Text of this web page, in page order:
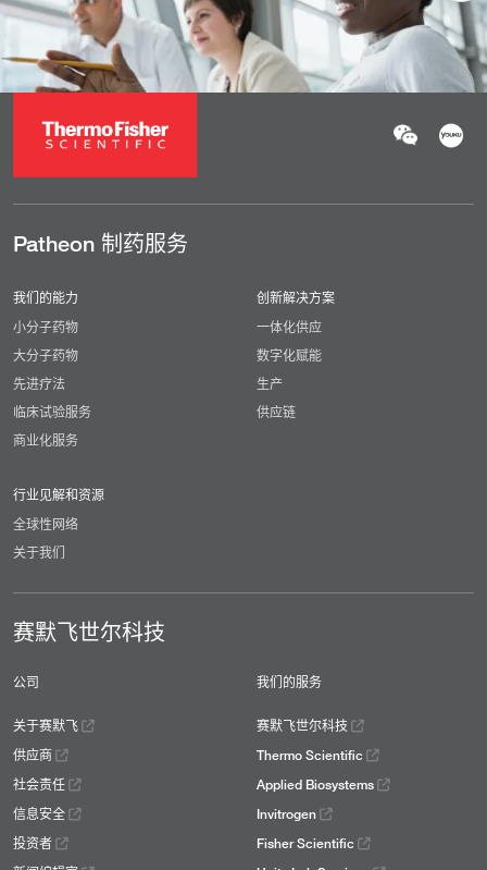
Patheon 制药服务
我们的能力
小分子药物
大分子药物
先进疗法
临床试验服务
商业化服务
创新解决方案
一体化供应
数字化赋能
生产
供应链
行业见解和资源
全球性网络
关于我们
赛默飞世尔科技
公司
关于赛默飞
供应商
社会责任
信息安全
投资者
我们的服务
赛默飞世尔科技
Thermo Scientific
Applied Biosystems
Invitrogen
Fisher Scientific